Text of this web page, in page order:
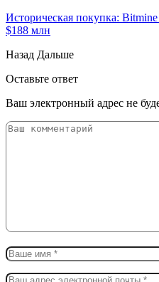
Историческая покупка:
$188 млн
Назад Дальше
Оставьте ответ
Ваш электронный адрес не